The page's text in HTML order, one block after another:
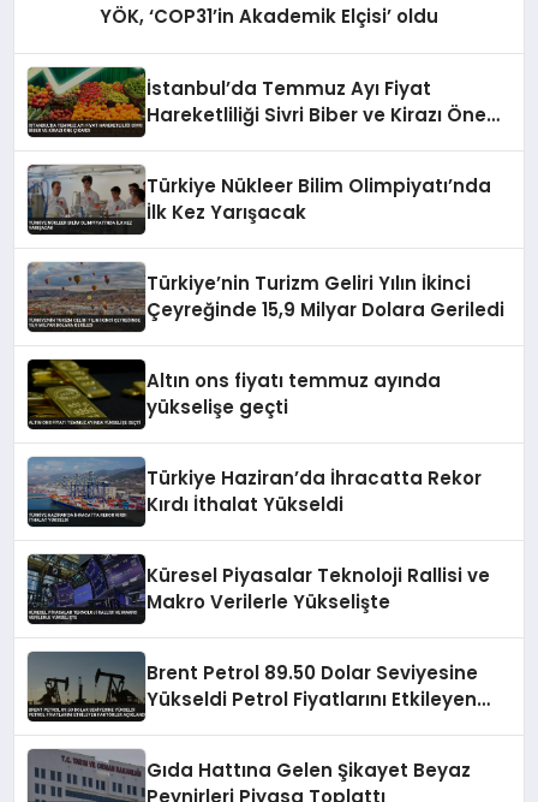
YÖK, ‘COP31’in Akademik Elçisi’ oldu
İstanbul’da Temmuz Ayı Fiyat
Hareketliliği Sivri Biber ve Kirazı Öne
Türkiye Nükleer Bilim Olimpiyatı’nda
İlk Kez Yarışacak
Türkiye’nin Turizm Geliri Yılın İkinci
Çeyreğinde 15,9 Milyar Dolara Geriledi
Altın ons fiyatı temmuz ayında
yükselişe geçti
Türkiye Haziran’da İhracatta Rekor
Kırdı İthalat Yükseldi
Küresel Piyasalar Teknoloji Rallisi ve
Makro Verilerle Yükselişte
Brent Petrol 89.50 Dolar Seviyesine
Yükseldi Petrol Fiyatlarını Etkileyen
Gıda Hattına Gelen Şikayet Beyaz
Peynirleri Piyasa Toplattı